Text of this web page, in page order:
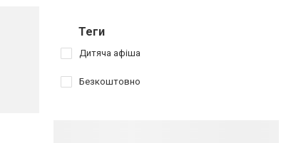
Теги
Дитяча афіша
Безкоштовно